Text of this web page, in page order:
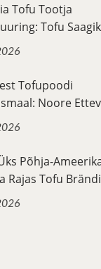
Tofu Tootja
Tofu
Tofupoodi
Noore
Põhja-
Rajas Tofu